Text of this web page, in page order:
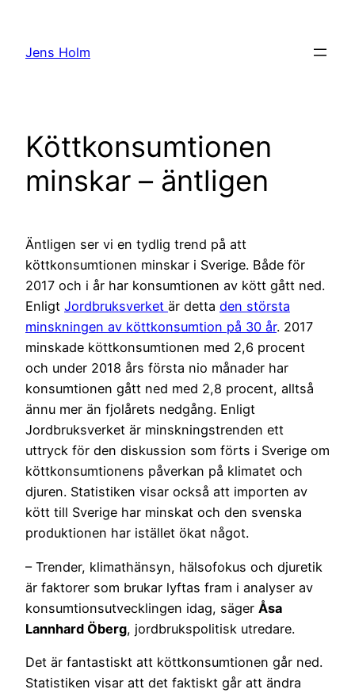
innehåll
Jens Holm
Köttkonsumtionen
minskar – äntligen
Äntligen ser vi en tydlig trend på att
köttkonsumtionen minskar i Sverige. Både för
2017 och i år har konsumtionen av kött gått ned.
Enligt Jordbruksverket är detta den största
minskningen av köttkonsumtion på 30 år. 2017
minskade köttkonsumtionen med 2,6 procent
och under 2018 års första nio månader har
konsumtionen gått ned med 2,8 procent, alltså
ännu mer än fjolårets nedgång. Enligt
Jordbruksverket är minskningstrenden ett
uttryck för den diskussion som förts i Sverige om
köttkonsumtionens påverkan på klimatet och
djuren. Statistiken visar också att importen av
kött till Sverige har minskat och den svenska
produktionen har istället ökat något.
– Trender, klimathänsyn, hälsofokus och djuretik
är faktorer som brukar lyftas fram i analyser av
konsumtionsutvecklingen idag, säger Åsa
Lannhard Öberg, jordbrukspolitisk utredare.
Det är fantastiskt att köttkonsumtionen går ned.
Statistiken visar att det faktiskt går att ändra